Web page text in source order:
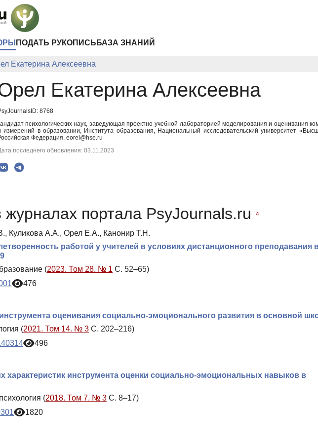
ПОДАТЬ РУКОПИСЬ БАЗА ЗНАНИЙ
Екатерина Алексеевна
Екатерина Алексеевна
8768
психологических наук, заведующая проектно-учебной лабораторией моделирования и оценивания
измерений в образовании, Института образования, Национальный исследовательский университет
Федерация, eorel@hse.ru
последнего обновления: 03.11.2023
журналах портала PsyJournals.ru 4
Куликова А.А., Орел Е.А., Канонир Т.Н.
работой у учителей в условиях дистанционного преподавания
(2023. Том 28. № 1 С. 52–65)
476
оценивания социально-эмоционального развития в основной
(2021. Том 14. № 3 С. 202–216)
496
характеристик инструмента оценки социально-эмоциональных навыков в
(2018. Том 7. № 3 С. 8–17)
1820